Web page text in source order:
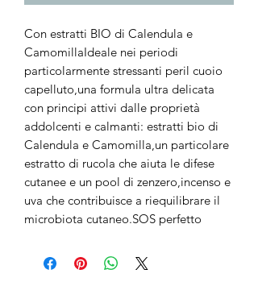
Con estratti BIO di Calendula e
CamomillaIdeale nei periodi
particolarmente stressanti peril cuoio
capelluto,una formula ultra delicata
con principi attivi dalle proprietà
addolcenti e calmanti: estratti bio di
Calendula e Camomilla,un particolare
estratto di rucola che aiuta le difese
cutanee e un pool di zenzero,incenso e
uva che contribuisce a riequilibrare il
microbiota cutaneo.SOS perfetto